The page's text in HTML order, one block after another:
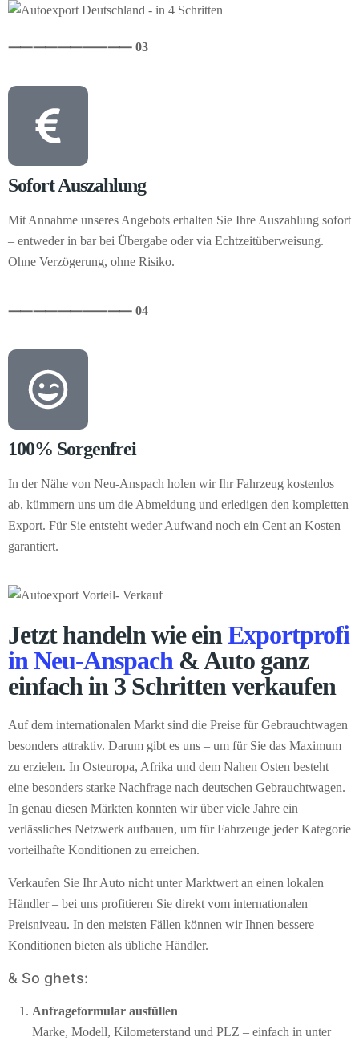
⸺⸺⸺⸺⸺ 03
Sofort Auszahlung
Mit Annahme unseres Angebots erhalten Sie Ihre Auszahlung sofort
– entweder in bar bei Übergabe oder via Echtzeitüberweisung.
Ohne Verzögerung, ohne Risiko.
⸺⸺⸺⸺⸺ 04
100% Sorgenfrei
In der Nähe von Neu-Anspach holen wir Ihr Fahrzeug kostenlos
ab, kümmern uns um die Abmeldung und erledigen den kompletten
Export. Für Sie entsteht weder Aufwand noch ein Cent an Kosten –
garantiert.
Jetzt handeln wie einExportprofi
in Neu-Anspach & Auto ganz
einfach in 3 Schritten verkaufen
Auf dem internationalen Markt sind die Preise für Gebrauchtwagen
besonders attraktiv. Darum gibt es uns – um für Sie das Maximum
zu erzielen. In Osteuropa, Afrika und dem Nahen Osten besteht
eine besonders starke Nachfrage nach deutschen Gebrauchtwagen.
In genau diesen Märkten konnten wir über viele Jahre ein
verlässliches Netzwerk aufbauen, um für Fahrzeuge jeder Kategorie
vorteilhafte Konditionen zu erreichen.
Verkaufen Sie Ihr Auto nicht unter Marktwert an einen lokalen
Händler – bei uns profitieren Sie direkt vom internationalen
Preisniveau. In den meisten Fällen können wir Ihnen bessere
Konditionen bieten als übliche Händler.
& So ghets:
Anfrageformular ausfüllen
Marke, Modell, Kilometerstand und PLZ – einfach in unter